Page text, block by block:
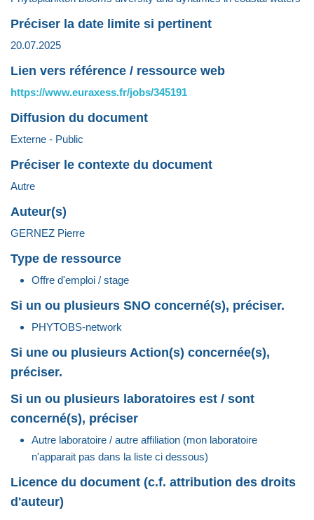
Préciser la date limite si pertinent
20.07.2025
Lien vers référence / ressource web
https://www.euraxess.fr/jobs/345191
Diffusion du document
Externe - Public
Préciser le contexte du document
Autre
Auteur(s)
GERNEZ Pierre
Type de ressource
Offre d'emploi / stage
Si un ou plusieurs SNO concerné(s), préciser.
PHYTOBS-network
Si une ou plusieurs Action(s) concernée(s),
préciser.
Si un ou plusieurs laboratoires est / sont
concerné(s), préciser
Autre laboratoire / autre affiliation (mon laboratoire
n'apparait pas dans la liste ci dessous)
Licence du document (c.f. attribution des droits
d'auteur)